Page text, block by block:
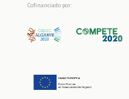
Cofinanciado por: